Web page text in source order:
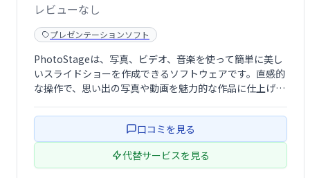
レビューなし
プレゼンテーションソフト
PhotoStageは、写真、ビデオ、音楽を使って簡単に美し
いスライドショーを作成できるソフトウェアです。直感的
な操作で、思い出の写真や動画を魅力的な作品に仕上げま
す。
口コミを見る
代替サービスを見る